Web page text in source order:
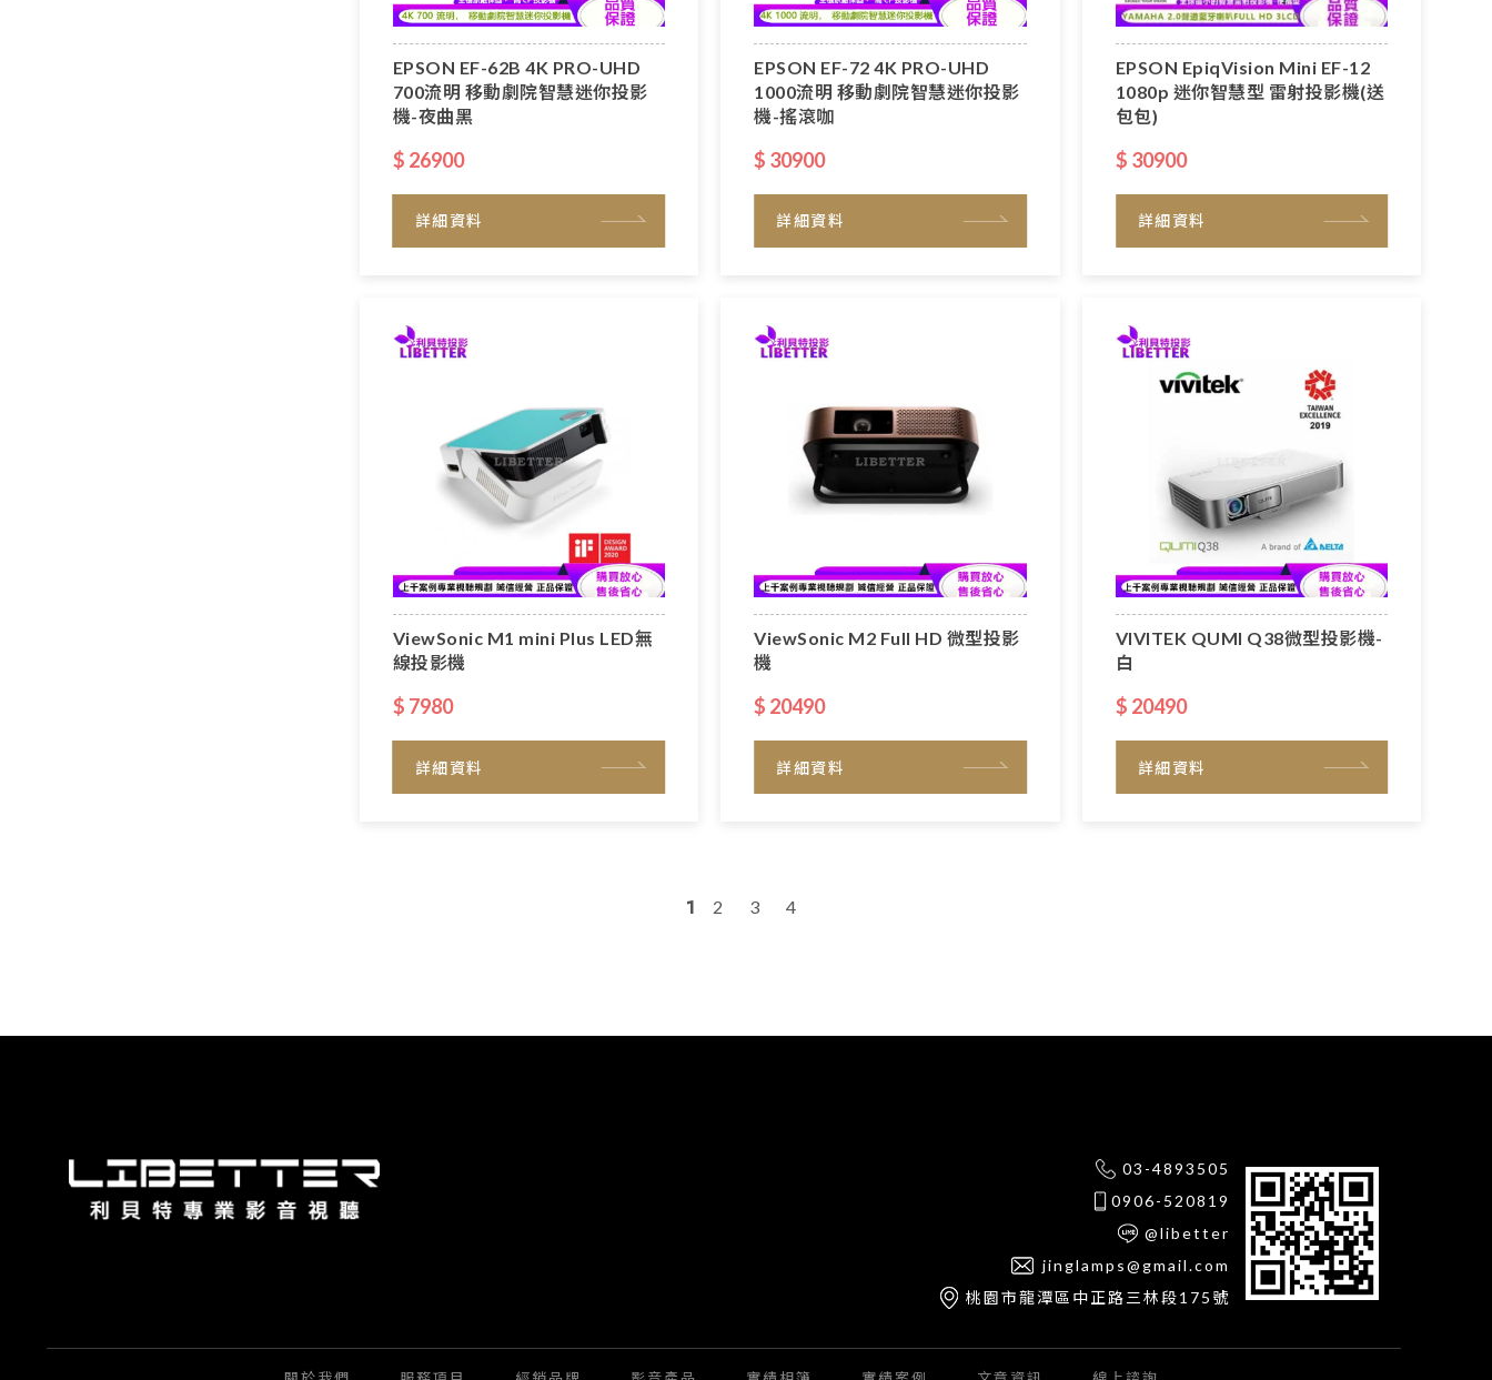
EPSON EF-62B 4K PRO-UHD
700流明 移動劇院智慧迷你投影
機-夜曲黑
$ 26900
詳細資料
EPSON EF-72 4K PRO-UHD
1000流明 移動劇院智慧迷你投影
機-搖滾咖
$ 30900
詳細資料
EPSON EpiqVision Mini EF-12
1080p 迷你智慧型 雷射投影機(送
包包)
$ 30900
詳細資料
ViewSonic M1 mini Plus LED無
線投影機
$ 7980
詳細資料
ViewSonic M2 Full HD 微型投影
機
$ 20490
詳細資料
VIVITEK QUMI Q38微型投影機-
白
$ 20490
詳細資料
1 2 3 4
03-4893505
0906-520819
@libetter
jinglamps@gmail.com
桃園市龍潭區中正路三林段175號